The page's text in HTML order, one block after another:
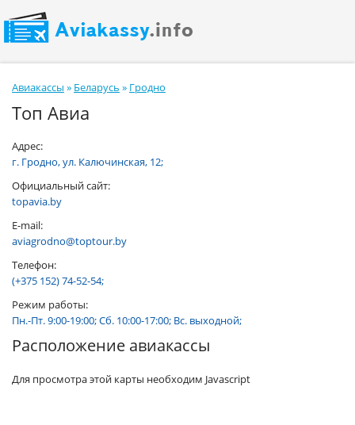
Авиакассы » Беларусь » Гродно
Топ Авиа
Адрес:
г. Гродно, ул. Калючинская, 12;
Официальный сайт:
topavia.by
E-mail:
aviagrodno@toptour.by
Телефон:
(+375 152) 74-52-54;
Режим работы:
Пн.-Пт. 9:00-19:00; Сб. 10:00-17:00; Вс. выходной;
Расположение авиакассы
Для просмотра этой карты необходим Javascript